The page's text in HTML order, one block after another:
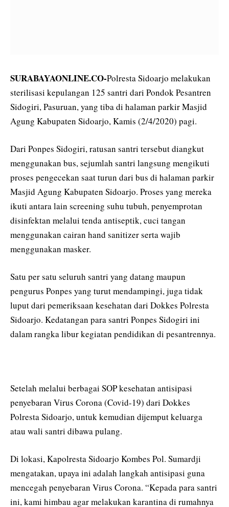
SURABAYAONLINE.CO-Polresta Sidoarjo melakukan
sterilisasi kepulangan 125 santri dari Pondok Pesantren
Sidogiri, Pasuruan, yang tiba di halaman parkir Masjid
Agung Kabupaten Sidoarjo, Kamis (2/4/2020) pagi.
Dari Ponpes Sidogiri, ratusan santri tersebut diangkut
menggunakan bus, sejumlah santri langsung mengikuti
proses pengecekan saat turun dari bus di halaman parkir
Masjid Agung Kabupaten Sidoarjo. Proses yang mereka
ikuti antara lain screening suhu tubuh, penyemprotan
disinfektan melalui tenda antiseptik, cuci tangan
menggunakan cairan hand sanitizer serta wajib
menggunakan masker.
Satu per satu seluruh santri yang datang maupun
pengurus Ponpes yang turut mendampingi, juga tidak
luput dari pemeriksaan kesehatan dari Dokkes Polresta
Sidoarjo. Kedatangan para santri Ponpes Sidogiri ini
dalam rangka libur kegiatan pendidikan di pesantrennya.
Setelah melalui berbagai SOP kesehatan antisipasi
penyebaran Virus Corona (Covid-19) dari Dokkes
Polresta Sidoarjo, untuk kemudian dijemput keluarga
atau wali santri dibawa pulang.
Di lokasi, Kapolresta Sidoarjo Kombes Pol. Sumardji
mengatakan, upaya ini adalah langkah antisipasi guna
mencegah penyebaran Virus Corona. “Kepada para santri
ini, kami himbau agar melakukan karantina di rumahnya